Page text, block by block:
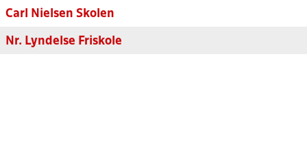
Carl Nielsen Skolen
Nr. Lyndelse Friskole